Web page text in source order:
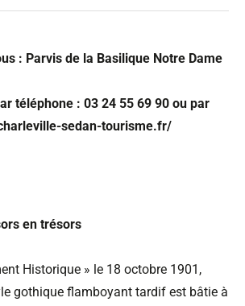
: Parvis de la Basilique Notre Dame
téléphone : 03 24 55 69 90 ou par
sedan-tourisme.fr/
en trésors
Historique » le 18 octobre 1901,
gothique flamboyant tardif est bâtie à